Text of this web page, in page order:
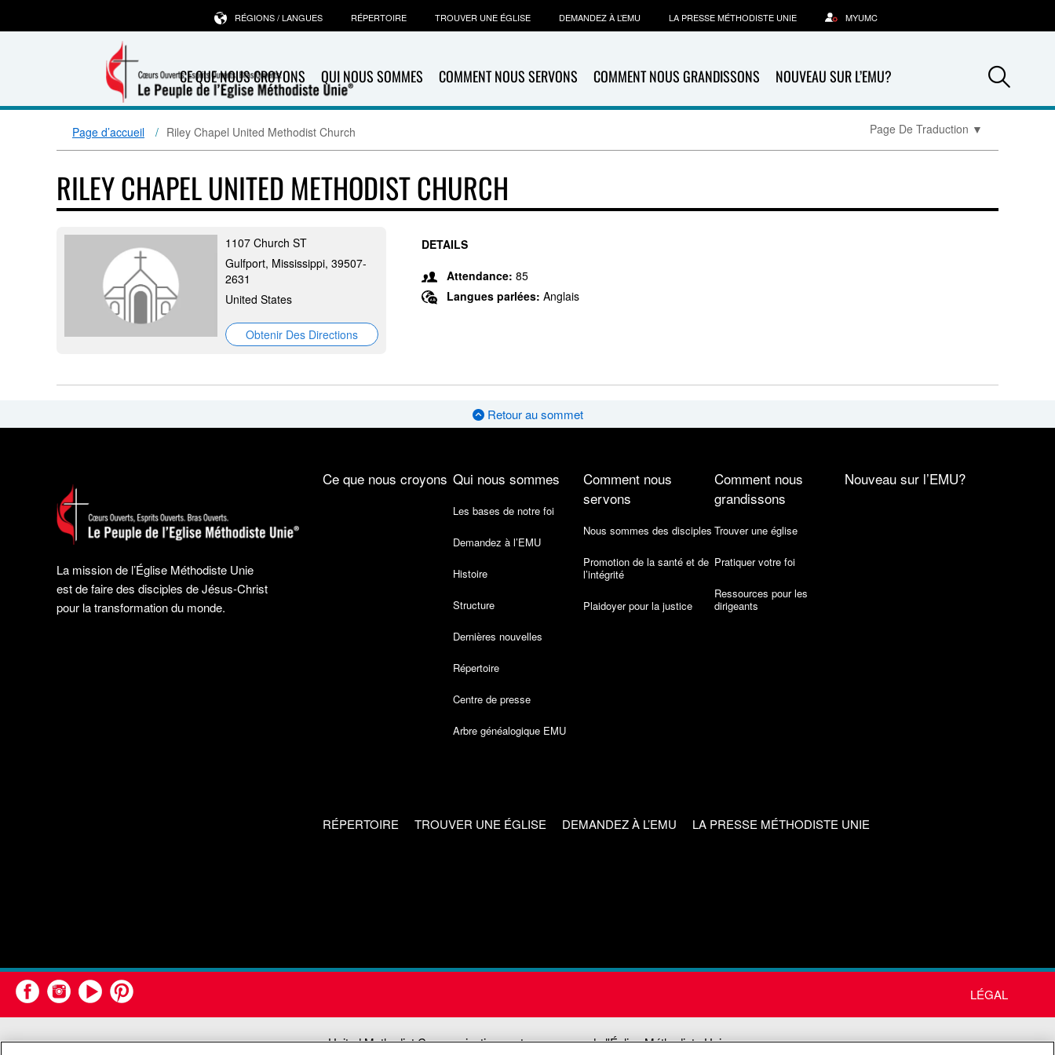
CE QUE NOUS CROYONS QUI NOUS SOMMES COMMENT NOUS SERVONS COMMENT NOUS GRANDISSONS NOUVEAU SUR L’EMU?
RÉGIONS / LANGUES RÉPERTOIRE TROUVER UNE ÉGLISE DEMANDEZ À L’EMU LA PRESSE MÉTHODISTE UNIE MYUMC
Page d’accueil Riley Chapel United Methodist Church Page De Traduction ▼
RILEY CHAPEL UNITED METHODIST CHURCH
1107 Church ST
Gulfport, Mississippi, 39507-
2631
United States
Obtenir Des Directions
DETAILS
Attendance: 85
Langues parlées: Anglais
Retour au sommet
La mission de l’Église Méthodiste Unie
est de faire des disciples de Jésus-Christ
pour la transformation du monde.
Ce que nous croyons Qui nous sommes
Les bases de notre foi
Demandez à l’EMU
Histoire
Structure
Dernières nouvelles
Répertoire
Centre de presse
Arbre généalogique EMU
Comment nous
servons
Nous sommes des disciples
Promotion de la santé et de
l’intégrité
Plaidoyer pour la justice
Comment nous
grandissons
Trouver une église
Pratiquer votre foi
Ressources pour les
dirigeants
Nouveau sur l’EMU?
RÉPERTOIRE TROUVER UNE ÉGLISE DEMANDEZ À L’EMU LA PRESSE MÉTHODISTE UNIE
LÉGAL
United Methodist Communications est une agence de l'Église Méthodiste Unie